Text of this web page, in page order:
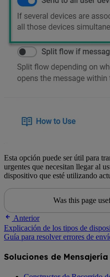
Esta opción puede ser útil para
urgentes que necesitan llegar al
dispositivo que esté utilizando
Was this page
Anterior
Explicación de los tipos de
Guía para resolver errores de
Soluciones de Mensajería